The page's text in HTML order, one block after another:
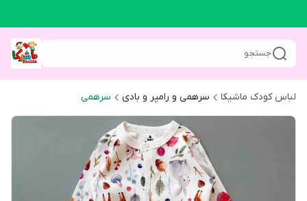
جستجو
لباس کودک ماشیکا سرهمی و رامپر و بادی سرهمی